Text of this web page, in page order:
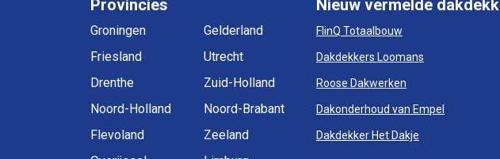
Provincies
Groningen
Friesland
Drenthe
Noord-Holland
Flevoland
Gelderland
Utrecht
Zuid-Holland
Noord-Brabant
Zeeland
Nieuw vermelde
FlinQ Totaalbouw
Dakdekkers Loomans
Roose Dakwerken
Dakonderhoud van Empel
Dakdekker Het Dakje